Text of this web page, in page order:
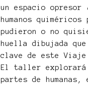
un espacio opresor
humanos
pudieron o no
huella dibujada
clave de este Viaje
El taller explorará
partes de humanas,